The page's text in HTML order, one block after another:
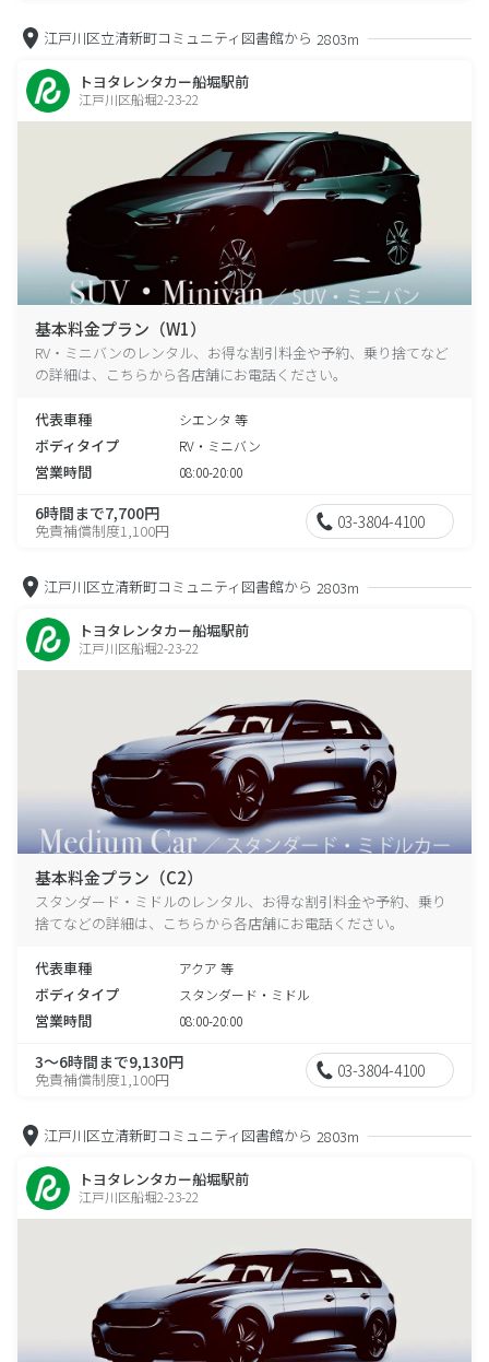
江戸川区立清新町コミュニティ図書館から 2803m
トヨタレンタカー船堀駅前
江戸川区船堀2-23-22
基本料金プラン（W1）
RV・ミニバンのレンタル、お得な割引料金や予約、乗り捨てなど
の詳細は、こちらから各店舗にお電話ください。
代表車種 シエンタ 等
ボディタイプ RV・ミニバン
営業時間 08:00-20:00
6時間まで7,700円
免責補償制度1,100円 03-3804-4100
江戸川区立清新町コミュニティ図書館から 2803m
トヨタレンタカー船堀駅前
江戸川区船堀2-23-22
基本料金プラン（C2）
スタンダード・ミドルのレンタル、お得な割引料金や予約、乗り
捨てなどの詳細は、こちらから各店舗にお電話ください。
代表車種 アクア 等
ボディタイプ スタンダード・ミドル
営業時間 08:00-20:00
3～6時間まで9,130円
免責補償制度1,100円 03-3804-4100
江戸川区立清新町コミュニティ図書館から 2803m
トヨタレンタカー船堀駅前
江戸川区船堀2-23-22